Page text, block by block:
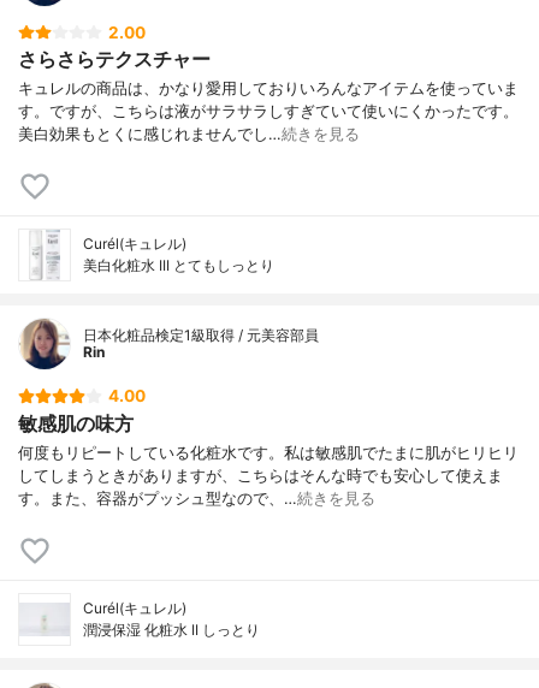
2.00
さらさらテクスチャー
キュレルの商品は、かなり愛用しておりいろんなアイテムを使っていま
す。ですが、こちらは液がサラサラしすぎていて使いにくかったです。
美白効果もとくに感じれませんでし…続きを見る
Curél(キュレル)
美白化粧水 III とてもしっとり
日本化粧品検定1級取得 / 元美容部員
Rin
4.00
敏感肌の味方
何度もリピートしている化粧水です。私は敏感肌でたまに肌がヒリヒリ
してしまうときがありますが、こちらはそんな時でも安心して使えま
す。また、容器がプッシュ型なので、…続きを見る
Curél(キュレル)
潤浸保湿 化粧水 II しっとり